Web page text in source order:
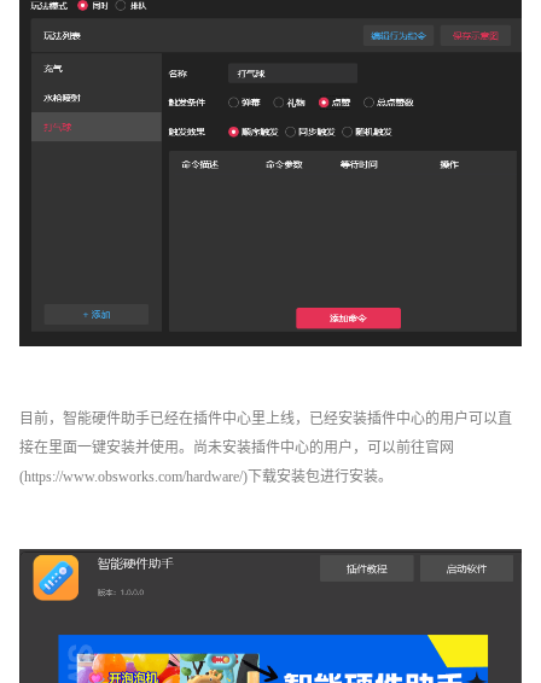
目前，智能硬件助手已经在插件中心里上线，已经安装插件中心的用户可以直
接在里面一键安装并使用。尚未安装插件中心的用户，可以前往官网
(https://www.obsworks.com/hardware/)下载安装包进行安装。